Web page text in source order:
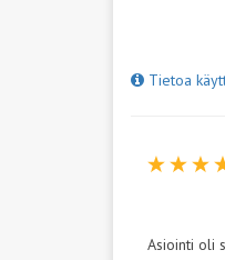
Tietoa
Asiointi oli